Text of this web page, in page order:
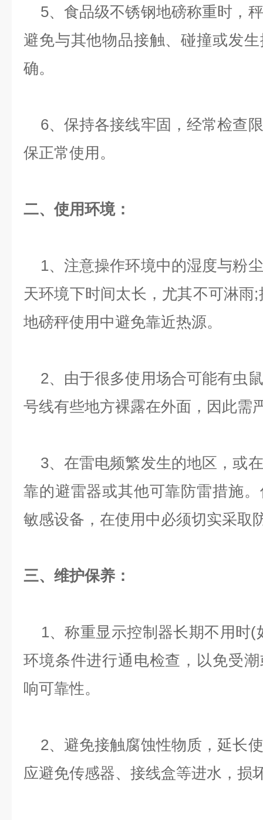
5、食品级不锈钢地磅称重时，
避免与其他物品接触、碰撞或发
确。
6、保持各接线牢固，经常检查
保正常使用。
二、使用环境：
1、注意操作环境中的湿度与粉
天环境下时间太长，尤其不可淋雨
地磅秤使用中避免靠近热源。
2、由于很多使用场合可能有虫
号线有些地方裸露在外面，因此需
3、在雷电频繁发生的地区，或
靠的避雷器或其他可靠防雷措施
敏感设备，在使用中必须切实采取
三、维护保养：
1、称重显示控制器长期不用时(
环境条件进行通电检查，以免受
响可靠性。
2、避免接触腐蚀性物质，延长
应避免传感器、接线盒等进水，损